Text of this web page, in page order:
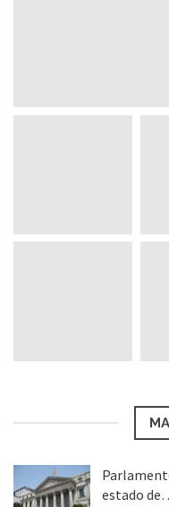
estado